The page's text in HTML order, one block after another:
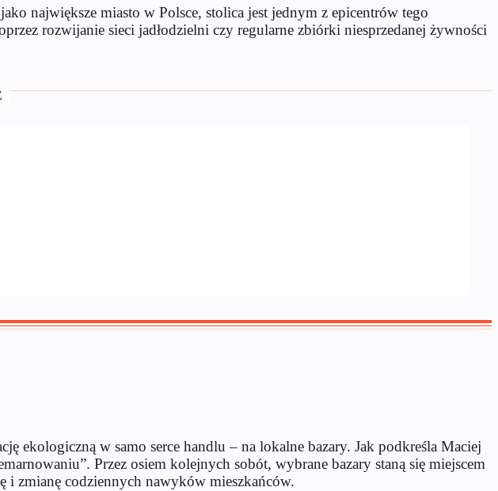
największe miasto w Polsce, stolica jest jednym z epicentrów tego
rozwijanie sieci jadłodzielni czy regularne zbiórki niesprzedanej żywności
ekologiczną w samo serce handlu – na lokalne bazary. Jak podkreśla Maciej
Przez osiem kolejnych sobót, wybrane bazary staną się miejscem
i zmianę codziennych nawyków mieszkańców.